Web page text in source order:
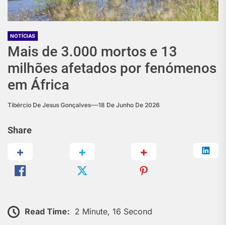
NOTÍCIAS
Mais de 3.000 mortos e 13
milhões afetados por fenómenos
em África
Tibércio De Jesus Gonçalves 18 De Junho De 2026
Share
Read Time: 2 Minute, 16 Second